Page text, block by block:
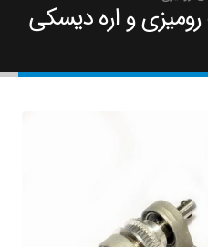
و اره دیسکی